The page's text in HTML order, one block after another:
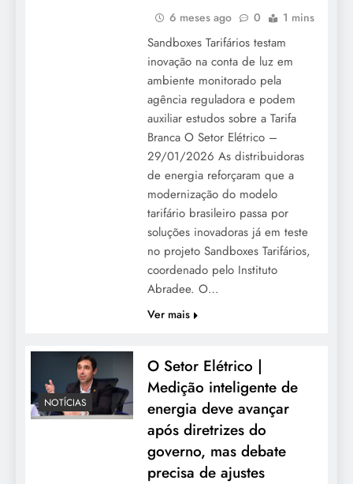
6 meses ago 0 1 mins
Sandboxes Tarifários testam
inovação na conta de luz em
ambiente monitorado pela
agência reguladora e podem
auxiliar estudos sobre a Tarifa
Branca O Setor Elétrico –
29/01/2026 As distribuidoras
de energia reforçaram que a
modernização do modelo
tarifário brasileiro passa por
soluções inovadoras já em teste
no projeto Sandboxes Tarifários,
coordenado pelo Instituto
Abradee. O…
Ver mais
NOTÍCIAS
O Setor Elétrico |
Medição inteligente de
energia deve avançar
após diretrizes do
governo, mas debate
precisa de ajustes